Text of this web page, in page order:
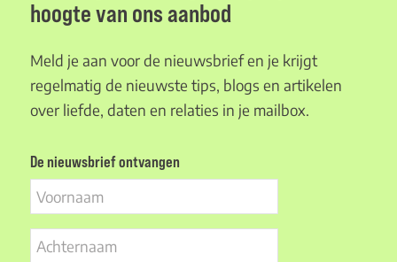
hoogte van ons aanbod
Meld je aan voor de nieuwsbrief en je krijgt
regelmatig de nieuwste tips, blogs en artikelen
over liefde, daten en relaties in je mailbox.
De nieuwsbrief ontvangen
Voornaam
Achternaam